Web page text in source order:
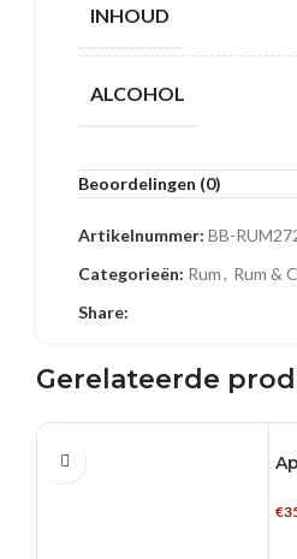
INHOUD
ALCOHOL
Beoordelingen (0)
Artikelnummer: BB-
Categorieën: Rum, Rum &
Share:
Gerelateerde
0.7 L
€